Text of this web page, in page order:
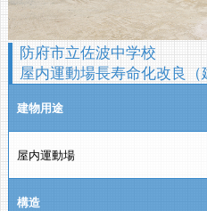
防府市立佐波中学校
屋内運動場長寿命化改良（
建物用途
屋内運動場
構造